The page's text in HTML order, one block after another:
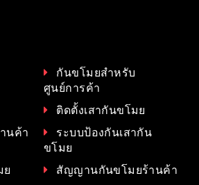
กันขโมยสำหรับ
ศูนย์การค้า
ติดตั้งเสากันขโมย
นค้า
ระบบป้องกันเสากัน
ขโมย
ย
สัญญานกันขโมยร้านค้า